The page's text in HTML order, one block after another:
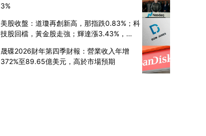
3%
美股收盤：道瓊再創新高，那指跌0.83%；科
技股回檔，黃金股走強；輝達漲3.43%，
晟碟2026財年第四季財報：營業收入年增
372%至89.65億美元，高於市場預期